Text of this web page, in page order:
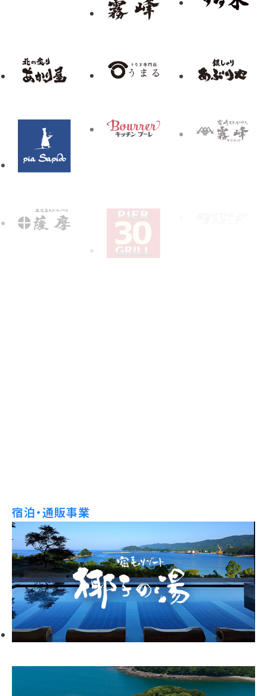
宿泊・通販事業